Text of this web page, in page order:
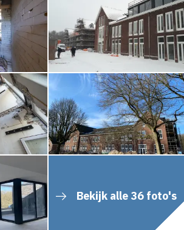
Bekijk alle 36 foto's